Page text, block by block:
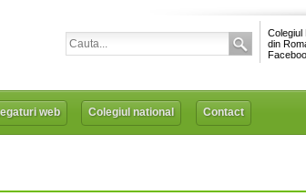
Colegiul
din
web Colegiul national Contact